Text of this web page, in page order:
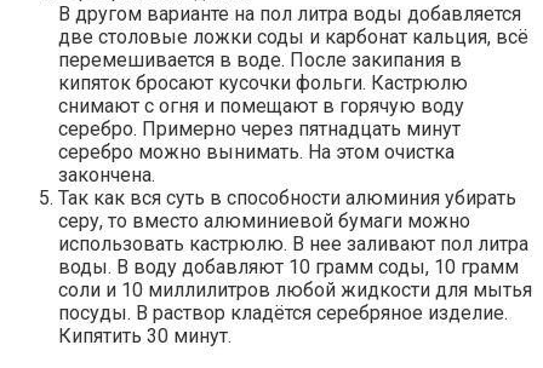
В другом варианте на пол литра воды добавляется
две столовые ложки соды и карбонат кальция, всё
перемешивается в воде. После закипания в
кипяток бросают кусочки фольги. Кастрюлю
снимают с огня и помещают в горячую воду
серебро. Примерно через пятнадцать минут
серебро можно вынимать. На этом очистка
закончена.
Так как вся суть в способности алюминия убирать
серу, то вместо алюминиевой бумаги можно
использовать кастрюлю. В нее заливают пол литра
воды. В воду добавляют 10 грамм соды, 10 грамм
соли и 10 миллилитров любой жидкости для мытья
посуды. В раствор кладётся серебряное изделие.
Кипятить 30 минут.